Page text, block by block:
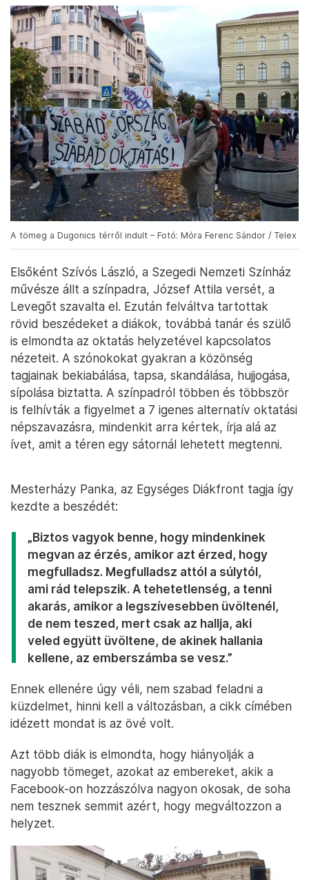
A tömeg a Dugonics térről indult – Fotó: Móra Ferenc Sándor / Telex
Elsőként Szívós László, a Szegedi Nemzeti Színház
művésze állt a színpadra, József Attila versét, a
Levegőt szavalta el. Ezután felváltva tartottak
rövid beszédeket a diákok, továbbá tanár és szülő
is elmondta az oktatás helyzetével kapcsolatos
nézeteit. A szónokokat gyakran a közönség
tagjainak bekiabálása, tapsa, skandálása, hujjogása,
sípolása biztatta. A színpadról többen és többször
is felhívták a figyelmet a 7 igenes alternatív oktatási
népszavazásra, mindenkit arra kértek, írja alá az
ívet, amit a téren egy sátornál lehetett megtenni.
Mesterházy Panka, az Egységes Diákfront tagja így
kezdte a beszédét:
„Biztos vagyok benne, hogy mindenkinek
megvan az érzés, amikor azt érzed, hogy
megfulladsz. Megfulladsz attól a súlytól,
ami rád telepszik. A tehetetlenség, a tenni
akarás, amikor a legszívesebben üvöltenél,
de nem teszed, mert csak az hallja, aki
veled együtt üvöltene, de akinek hallania
kellene, az emberszámba se vesz.”
Ennek ellenére úgy véli, nem szabad feladni a
küzdelmet, hinni kell a változásban, a cikk címében
idézett mondat is az övé volt.
Azt több diák is elmondta, hogy hiányolják a
nagyobb tömeget, azokat az embereket, akik a
Facebook-on hozzászólva nagyon okosak, de soha
nem tesznek semmit azért, hogy megváltozzon a
helyzet.